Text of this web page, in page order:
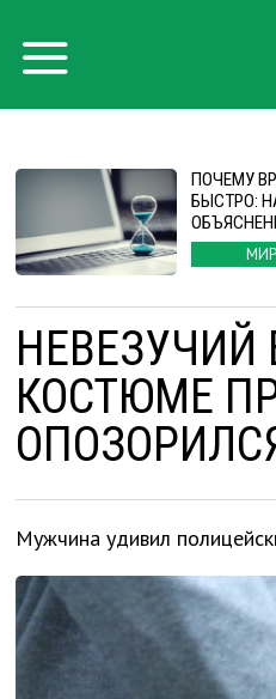
ПОЧЕМУ
БЫСТРО:
МИР
НЕВЕЗУЧИЙ
КОСТЮМЕ
Мужчина удивил